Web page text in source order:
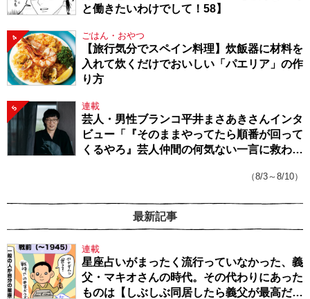
と働きたいわけでして！58】
4 ごはん・おやつ
【旅行気分でスペイン料理】炊飯器に材料を
入れて炊くだけでおいしい「パエリア」の作
り方
5 連載
芸人・男性ブランコ平井まさあきさんインタ
ビュー「『そのままやってたら順番が回って
くるやろ』芸人仲間の何気ない一言に救われ
（8/3～8/10）
最新記事
連載
星座占いがまったく流行っていなかった、義
父・マキオさんの時代。その代わりにあった
ものは【しぶしぶ同居したら義父が最高だっ